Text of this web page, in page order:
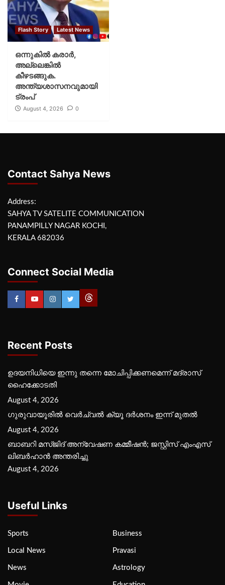
Flash Story Latest News
ഒന്നുകില്‍ കരാര്‍,
അല്ലെങ്കില്‍
കീഴടങ്ങുക.
അന്ത്യശാസനവുമായി
ട്രംപ്
August 4, 2026 0
Contact Sahya News
Address:
SAHYA TV SATELITE COMMUNICATION
PANAMPILLY NAGAR KOCHI,
KERALA 682036
Connect Social Media
Recent Posts
ഉദയനിധിയെ ഇന്നു തന്നെ മോചിപ്പിക്കണമെന്ന് മദ്രാസ്
ഹൈക്കോടതി
August 4, 2026
ഗുരുവായൂരില്‍ വെര്‍ച്വല്‍ ക്യൂ ദര്‍ശനം ഇന്ന് മുതല്‍
August 4, 2026
ബാബറി മസ്ജിദ് അന്വേഷണ കമ്മീഷന്‍; ജസ്റ്റിസ് എംഎസ്
ലിബര്‍ഹാന്‍ അന്തരിച്ചു
August 4, 2026
Useful Links
Sports Business
Local News Pravasi
News Astrology